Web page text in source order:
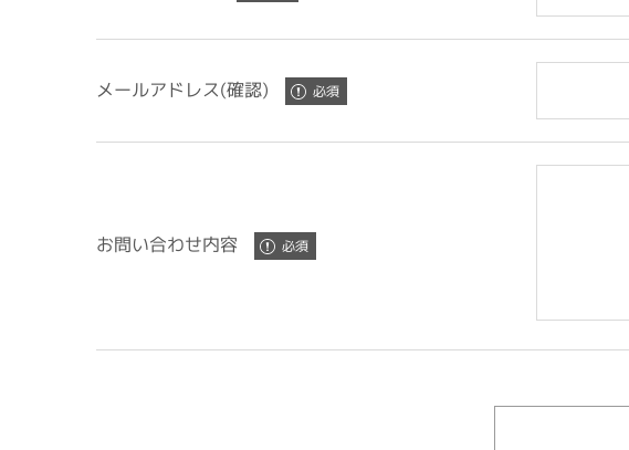
メールアドレス(確認)
お問い合わせ内容